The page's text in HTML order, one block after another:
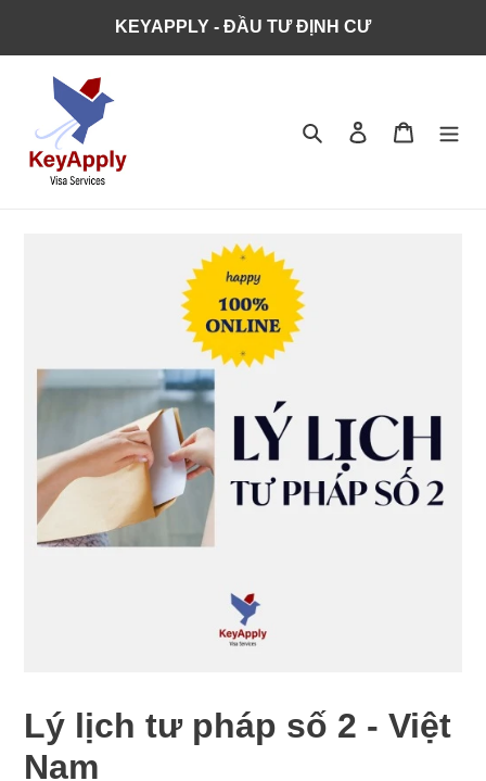
KEYAPPLY - ĐẦU TƯ ĐỊNH CƯ
Tìm kiếmĐăng nhậpGiỏ hàng
Lý lịch tư pháp số 2 - Việt
Nam